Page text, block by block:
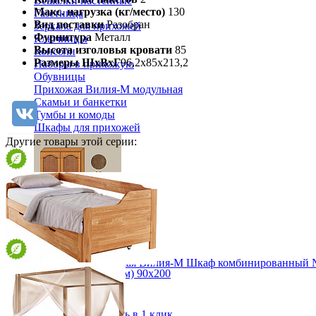
Газетница
Зеркала для прихожей
Ключницы
Консоли
Наборы в прихожую
Обувницы
Прихожая Вилия-М модульная
Скамьи и банкетки
Тумбы и комоды
Шкафы для прихожей
Модульная прихожая Вилия-М Шкаф комбинированный
84 576 ₽
Макс. нагрузка (кг/место) 130
Вид поставки Разобран
Фурнитура Металл
Высота изголовья кровати 85
Размеры ШхВхГ96,2х85х213,2
Другие товары этой серии:
Кровать Фрита (с ящиком) 90х200
от 78 140 ₽
97/182,5х67,5х205 см